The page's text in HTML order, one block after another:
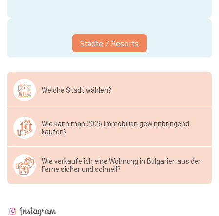
Städte / Resorts
Welche Stadt wählen?
Wie kann man 2026 Immobilien gewinnbringend
kaufen?
Wie verkaufe ich eine Wohnung in Bulgarien aus der
Ferne sicher und schnell?